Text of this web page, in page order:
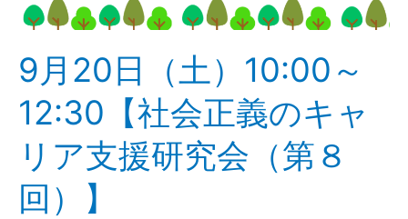
9月20日（土）10:00～
12:30【社会正義のキャ
リア支援研究会（第８
回）】
12:30【社
正
義
の
ャ
ア